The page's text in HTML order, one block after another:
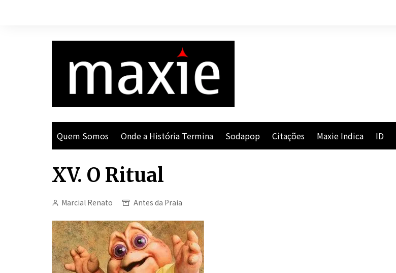
Quem Somos Onde a História Termina Sodapop Citações Maxie Indica ID
XV. O Ritual
Marcial Renato Antes da Praia